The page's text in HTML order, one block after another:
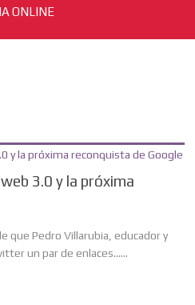
ONLINE
3.0 y la próxima
que Pedro Villarubia, educador y
un par de enlaces......